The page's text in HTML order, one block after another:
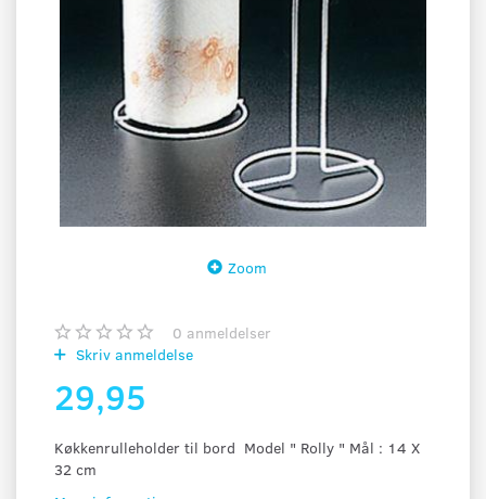
Zoom
0 anmeldelser
Skriv anmeldelse
29,95
Køkkenrulleholder til bord Model " Rolly " Mål : 14 X
32 cm